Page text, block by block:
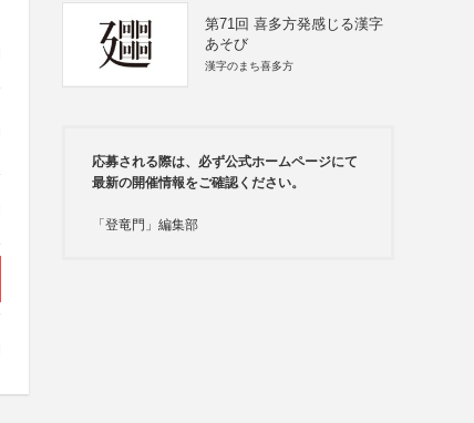
第71回 喜多方発感じる漢字
あそび
漢字のまち喜多方
応募される際は、必ず公式ホームページにて
最新の開催情報をご確認ください。
「登竜門」編集部